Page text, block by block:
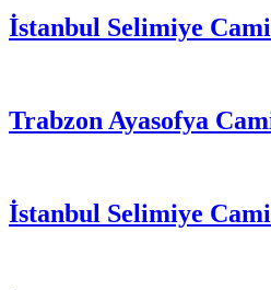
İstanbul Selimiye
Trabzon Ayasofya
İstanbul Selimiye